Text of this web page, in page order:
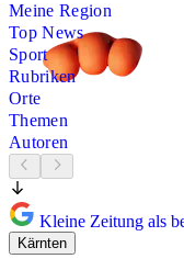
Meine Region
Top News
Sport
Rubriken
Orte
Themen
Autoren
Kleine Zeitung als
Kärnten